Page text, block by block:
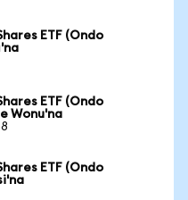
ETF (Ondo
ETF (Ondo
Wonu'na
ETF (Ondo